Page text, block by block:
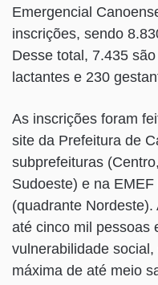
Emergencial
inscrições, sendo
Desse total, 7.435
lactantes e 230
As inscrições foram
site da Prefeitura de
subprefeituras
Sudoeste) e na
(quadrante
até cinco mil pessoas
vulnerabilidade
máxima de até meio